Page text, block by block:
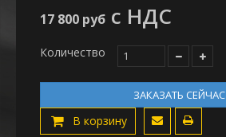
17 800 руб с НДС
Количество
ЗАКАЗАТЬ СЕЙЧАС
В корзину